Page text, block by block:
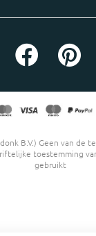
B.V.) Geen van de
toestemming
gebruikt